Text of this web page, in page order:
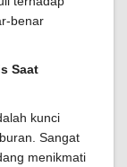
benar
Saat
kunci
Sangat
menikmati